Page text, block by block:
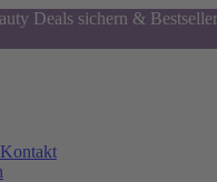
Deals sichern &